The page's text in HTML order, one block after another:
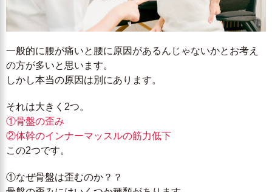
一般的に腰が痛いと腰に原因があるんじゃないかとお考え
の方が多いと思います。
しかし本当の原因は別にあります。
それは大きく2つ。
①骨盤の歪み
②体幹のインナーマッスルの筋力低下
この2つです。
①なぜ骨盤は歪むのか？？